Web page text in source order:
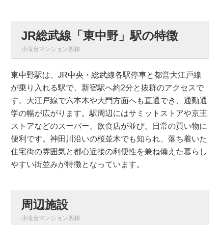
JR総武線「東中野」駅の特徴
小滝台マンション西棟
東中野駅は、JR中央・総武線各駅停車と都営大江戸線
が乗り入れる駅で、新宿駅へ約2分と抜群のアクセスで
す。大江戸線で六本木や大門方面へも直通でき、通勤通
学の幅が広がります。駅周辺にはサミットストアや京王
ストアなどのスーパー、飲食店が並び、日常の買い物に
便利です。神田川沿いの桜並木でも知られ、落ち着いた
住宅街の雰囲気と都心近接の利便性を兼ね備えた暮らし
やすい街並みが特徴となっています。
周辺施設
小滝台マンション西棟